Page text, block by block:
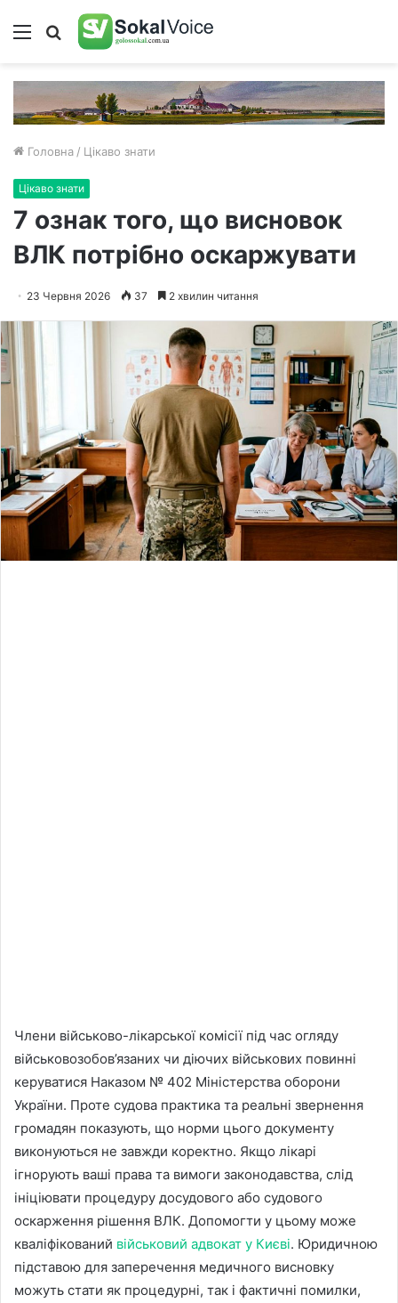
Меню Пошук
Головна / Цікаво знати
Цікаво знати
7 ознак того, що висновок
ВЛК потрібно оскаржувати
23 Червня 2026 37 2 хвилин читання
Члени військово-лікарської комісії під час огляду
військовозобов’язаних чи діючих військових повинні
керуватися Наказом № 402 Міністерства оборони
України. Проте судова практика та реальні звернення
громадян показують, що норми цього документу
виконуються не завжди коректно. Якщо лікарі
ігнорують ваші права та вимоги законодавства, слід
ініціювати процедуру досудового або судового
оскарження рішення ВЛК. Допомогти у цьому може
кваліфікований військовий адвокат у Києві. Юридичною
підставою для заперечення медичного висновку
можуть стати як процедурні, так і фактичні помилки,